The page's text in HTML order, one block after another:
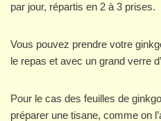
par jour, répartis en 2 à 3 prises.
Vous pouvez prendre votre
le repas et avec un grand verre
Pour le cas des feuilles de
préparer une tisane, comme on